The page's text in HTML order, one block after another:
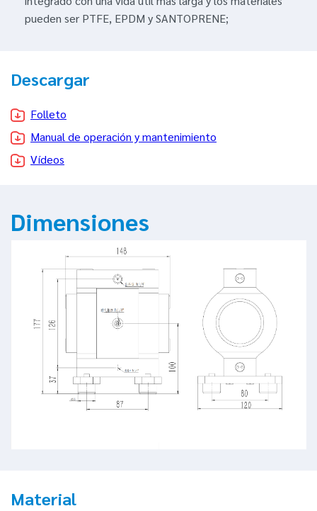
pueden ser PTFE, EPDM y SANTOPRENE;
Descargar
Folleto
Manual de operación y mantenimiento
Vídeos
Dimensiones
Material